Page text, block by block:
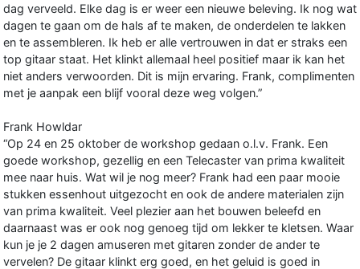
dag verveeld. Elke dag is er weer een nieuwe beleving. Ik nog wat
dagen te gaan om de hals af te maken, de onderdelen te lakken
en te assembleren. Ik heb er alle vertrouwen in dat er straks een
top gitaar staat. Het klinkt allemaal heel positief maar ik kan het
niet anders verwoorden. Dit is mijn ervaring. Frank, complimenten
met je aanpak een blijf vooral deze weg volgen.”
Frank Howldar
“Op 24 en 25 oktober de workshop gedaan o.l.v. Frank. Een
goede workshop, gezellig en een Telecaster van prima kwaliteit
mee naar huis. Wat wil je nog meer? Frank had een paar mooie
stukken essenhout uitgezocht en ook de andere materialen zijn
van prima kwaliteit. Veel plezier aan het bouwen beleefd en
daarnaast was er ook nog genoeg tijd om lekker te kletsen. Waar
kun je je 2 dagen amuseren met gitaren zonder de ander te
vervelen? De gitaar klinkt erg goed, en het geluid is goed in